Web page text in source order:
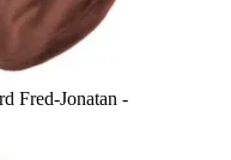
Fred-Jonatan -